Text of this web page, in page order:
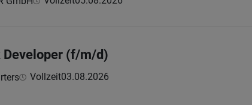
(f/m/d)
Vollzeit03.08.2026